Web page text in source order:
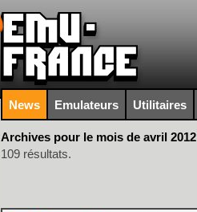
News Emulateurs Utilitaires
Archives pour le mois de avril 2012
109 résultats.